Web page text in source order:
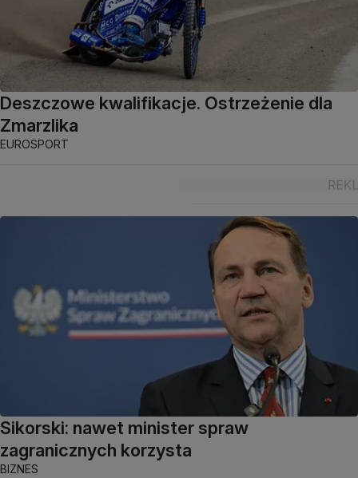
Deszczowe kwalifikacje. Ostrzeżenie dla
Zmarzlika
EUROSPORT
Sikorski: nawet minister spraw
zagranicznych korzysta
BIZNES